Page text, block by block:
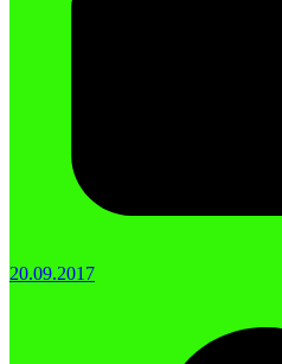
20.09.2017